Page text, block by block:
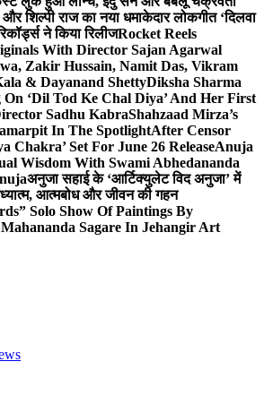
शिल्पी राज का नया धमाकेदार लोकगीत ‘दिलवा
ने किया रिलीजRocket Reels
With Director Sajan Agarwal
Zakir Hussain, Namit Das, Vikram
& Dayanand ShettyDiksha Sharma
‘Dil Tod Ke Chal Diya’ And Her First
Sadhu KabraShahzaad Mirza’s
In The SpotlightAfter Censor
Chakra’ Set For June 26 ReleaseAnuja
Wisdom With Swami Abhedananda
अनुजा सहाई के ‘आर्टिक्युलेट विद अनुजा’ में
आत्मबोध और जीवन की गहन
Solo Show Of Paintings By
Sagare In Jehangir Art